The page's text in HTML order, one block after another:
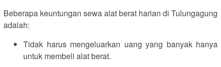
Beberapa keuntungan sewa alat berat harian di Tulungagung
adalah:
Tidak harus mengeluarkan uang yang banyak hanya
untuk membeli alat berat.